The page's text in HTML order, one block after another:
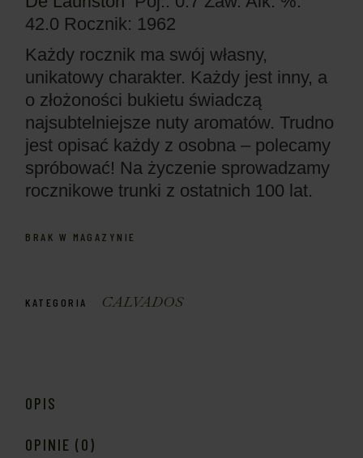
42.0 Rocznik: 1962
Każdy rocznik ma swój własny,
unikatowy charakter. Każdy jest inny, a
o złożoności bukietu świadczą
najsubtelniejsze nuty aromatów. Trudno
jest opisać każdy z osobna – polecamy
spróbować! Na życzenie sprowadzamy
rocznikowe trunki z ostatnich 100 lat.
BRAK W MAGAZYNIE
KATEGORIA CALVADOS
OPIS
OPINIE (0)